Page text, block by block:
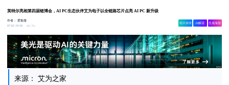
英特尔亮相第四届链博会，AI PC生态伙伴艾为电子以全链路芯片点亮 AI PC 新升级
作者：爱集微
07-02 19:50
1.9w
相关舆情 AI解读 生成海报
来源： 艾为之家